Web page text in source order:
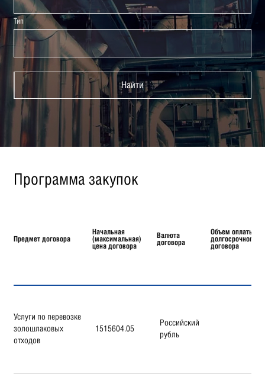
Тип
Найти
Программа закупок
Предмет договора
Начальная
(максимальная)
цена договора
Валюта
договора
Объем оплаты
долгосрочного
договора
Услуги по перевозке
золошлаковых
отходов
1515604.05
Российский
рубль